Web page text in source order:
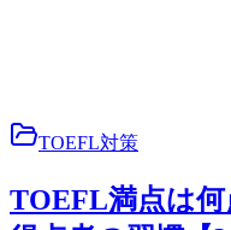
TOEFL対策
TOEFL満点は何